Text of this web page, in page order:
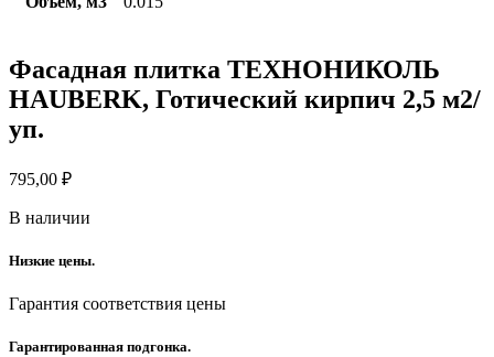
Фасадная плитка ТЕХНОНИКОЛЬ
HAUBERK, Готический кирпич 2,5 м2/
уп.
795,00 ₽
В наличии
Низкие цены.
Гарантия соответствия цены
Гарантированная подгонка.